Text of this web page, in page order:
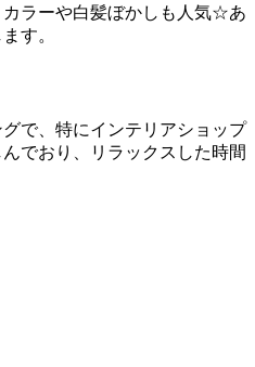
ラーや白髪ぼかしも人気☆あ
す。
で、特にインテリアショップ
でおり、リラックスした時間